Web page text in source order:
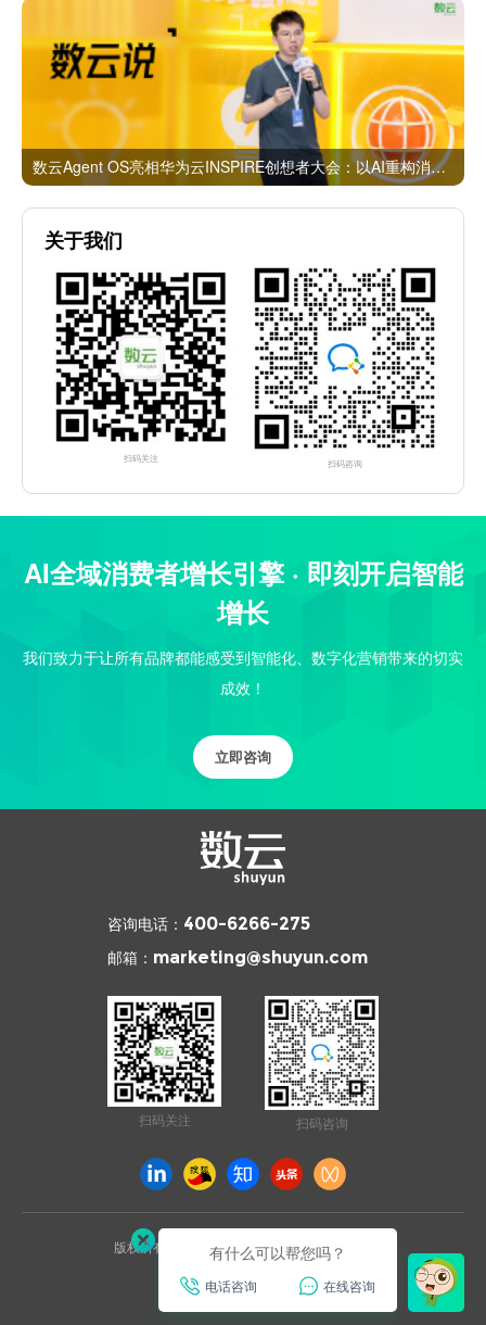
数云Agent OS亮相华为云INSPIRE创想者大会：以AI重构消费者运营与零售营销新范式
关于我们
扫码关注 扫码咨询
AI全域消费者增长引擎 · 即刻开启智能
增长
我们致力于让所有品牌都能感受到智能化、数字化营销带来的切实
成效！
立即咨询
咨询电话： 400-6266-275
邮箱： marketing@shuyun.com
扫码关注 扫码咨询
版权所有 © 2026 杭州数云信息技术有限公司
浙ICP备12003970号
已通过ISO27001安全认证
有什么可以帮您吗？
电话咨询 在线咨询